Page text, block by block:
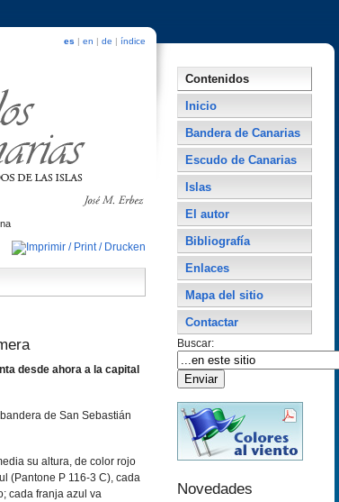
es | en | de | índice
desde ahora a la capital
de San Sebastián
su altura, de color rojo
(Pantone P 116-3 C), cada
cada franja azul va
Contenidos
Inicio
Bandera de Canarias
Escudo de Canarias
Islas
El autor
Bibliografí­a
Enlaces
Mapa del sitio
Contactar
Buscar:
Novedades